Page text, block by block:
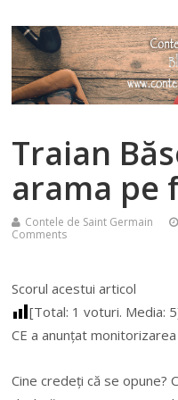
Traian
arama pe
Contele de Saint Germain
Comments
Scorul acestui articol
[Total: 1 voturi. Media: 5
CE a anunțat
Cine credeți că se opune?